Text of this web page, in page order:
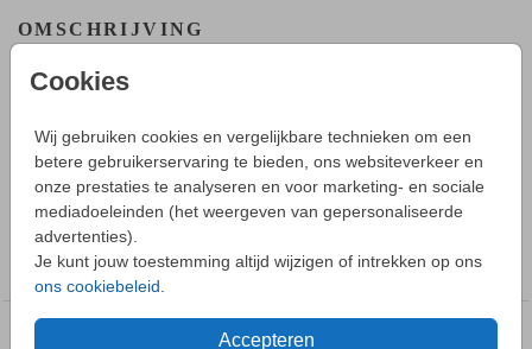
Cookies
Wij gebruiken cookies en vergelijkbare technieken om een
betere gebruikerservaring te bieden, ons websiteverkeer en
onze prestaties te analyseren en voor marketing- en sociale
mediadoeleinden (het weergeven van gepersonaliseerde
advertenties).
Je kunt jouw toestemming altijd wijzigen of intrekken op ons
ons cookiebeleid
Accepteren
OMSCHRIJVING
voor een ander diertje kiezen in de editor.
HOE WERKT HET?
- Maak in de editor een mooi ontwerp van dit kaartje.
- Sla deze op in je account en bestel daarna een proefdruk.
- Tijdens bestellen kun je kiezen uit verschillende formaten,
papiersoorten en envelopkleuren.
- Bij je 1e proefdruk ontvang je een proefsetje met samples
van alle papiersoorten en kleuren enveloppen.
Toon meer
COLLECTIE
Geboortekaartje meisje